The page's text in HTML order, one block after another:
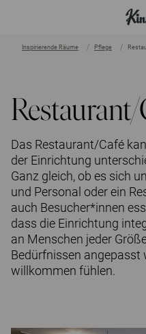
Inspirierende Räume Pflege
Das Restaurant/Café
der Einrichtung
Ganz gleich, ob es sich
und Personal oder ein
auch Besucher*innen
dass die Einrichtung
an Menschen jeder
Bedürfnissen angepasst
willkommen fühlen.